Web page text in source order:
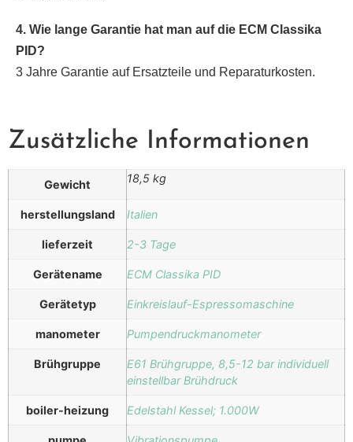
4. Wie lange Garantie hat man auf die ECM Classika
PID?
3 Jahre Garantie auf Ersatzteile und Reparaturkosten.
Zusätzliche Informationen
Gewicht 18,5 kg
herstellungsland Italien
lieferzeit 2-3 Tage
Gerätename ECM Classika PID
Gerätetyp Einkreislauf-Espressomaschine
manometer Pumpendruckmanometer
Brühgruppe
E61 Brühgruppe, 8,5-12 bar individuell
einstellbar Brühdruck
boiler-heizung Edelstahl Kessel; 1.000W